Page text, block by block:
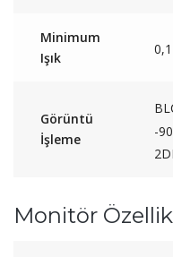
Minimum
Işık
Görüntü
İşleme
-
Monitör